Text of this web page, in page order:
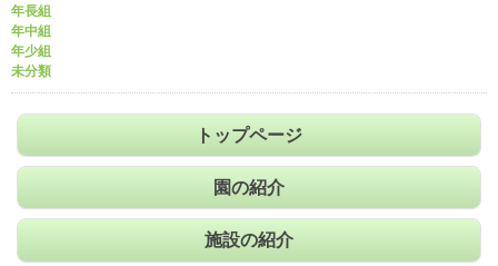
年長組
年中組
年少組
未分類
トップページ
園の紹介
施設の紹介